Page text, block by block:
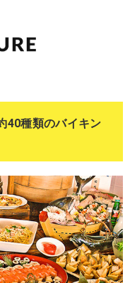
40種類のバイキン